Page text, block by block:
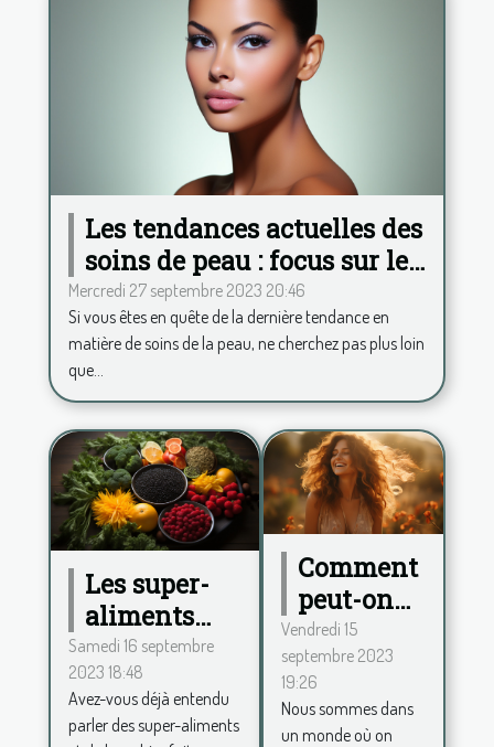
Les tendances actuelles des
soins de peau : focus sur le
Hydrafacial
Mercredi 27 septembre 2023 20:46
Si vous êtes en quête de la dernière tendance en
matière de soins de la peau, ne cherchez pas plus loin
que...
Les super-
aliments
pour
renforcer le
système
Samedi 16 septembre
2023 18:48
Avez-vous déjà entendu
parler des super-aliments
Comment
peut-on
procéder
pour se
sentir
belle au
Vendredi 15
septembre 2023
19:26
Nous sommes dans
un monde où on